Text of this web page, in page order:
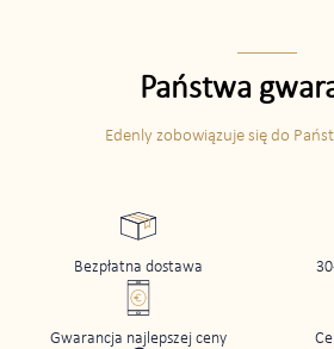
Państwa
Edenly zobowiązuje się do
Bezpłatna dostawa
Gwarancja najlepszej ceny